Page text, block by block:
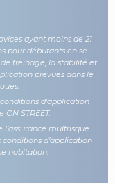
ayant moins de 21
pour débutants en se
freinage, la stabilité et
prévues dans le
d'application
STREET.
multrisque
d’application
habitation.